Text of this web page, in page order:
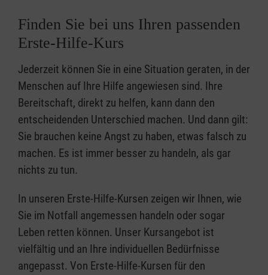
Finden Sie bei uns Ihren passenden
Erste-Hilfe-Kurs
Jederzeit können Sie in eine Situation geraten, in der
Menschen auf Ihre Hilfe angewiesen sind. Ihre
Bereitschaft, direkt zu helfen, kann dann den
entscheidenden Unterschied machen. Und dann gilt:
Sie brauchen keine Angst zu haben, etwas falsch zu
machen. Es ist immer besser zu handeln, als gar
nichts zu tun.
In unseren Erste-Hilfe-Kursen zeigen wir Ihnen, wie
Sie im Notfall angemessen handeln oder sogar
Leben retten können. Unser Kursangebot ist
vielfältig und an Ihre individuellen Bedürfnisse
angepasst. Von Erste-Hilfe-Kursen für den